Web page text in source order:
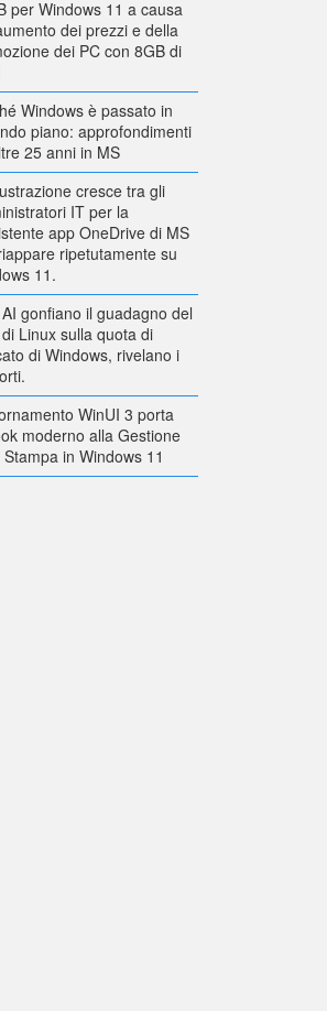
per Windows 11 a causa
dei prezzi e della
dei PC con 8GB di
Windows è passato in
piano: approfondimenti
25 anni in MS
cresce tra gli
IT per la
app OneDrive di MS
ripetutamente su
11.
gonfiano il guadagno del
Linux sulla quota di
di Windows, rivelano i
WinUI 3 porta
moderno alla Gestione
in Windows 11